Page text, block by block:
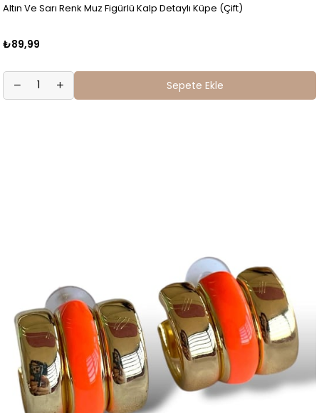
Altın Ve Sarı Renk Muz Figürlü Kalp Detaylı Küpe (Çift)
₺89,99
Sepete Ekle